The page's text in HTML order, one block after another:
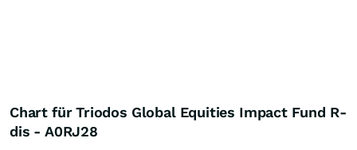
Chart für Triodos Global Equities Impact Fund R-
dis - A0RJ28